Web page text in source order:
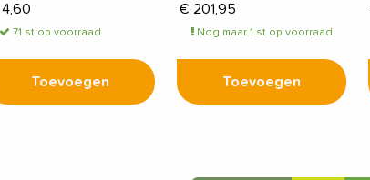
4,60
71 st op voorraad
Toevoegen
€ 201,95
Nog maar 1 st op voorraad
Toevoegen